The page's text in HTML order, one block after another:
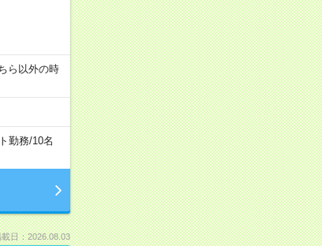
ら以外の時
勤務/10名
日：2026.08.03